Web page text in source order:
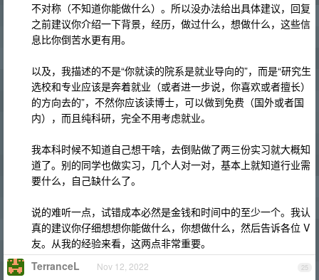
不对称（不知道你能做什么）。所以没办法给出具体建议，回复
之前建议你介绍一下背景，经历，做过什么，想做什么，这些信
息比你倒苦水更有用。
以及，我描述的不是“你就读的院系是就业导向的”，而是“研究生
选校和专业应该是奔着就业（或者进一步说，你喜欢或者擅长）
的方向去的”，不然你应该读博士，可以做到免费（国外或者国
内），而且纯科研，完全不用考虑就业。
我本科时候不知道自己想干啥，去倒贴做了两三份实习就大概知
道了。别的同学也做实习，几个人对一对，基本上就知道行业需
要什么，自己缺什么了。
说的难听一点，试错成本必然是金钱和时间中的至少一个。我认
真的建议你仔细想想你能做什么，你想做什么，然后告诉各位 V
友。从我的经验来看，这两点非常重要。
25
TerranceL Nov 12, 2022